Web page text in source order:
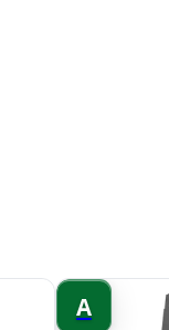
A